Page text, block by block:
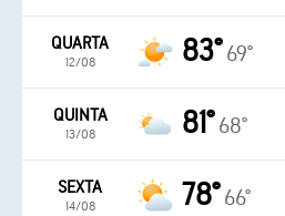
QUARTA
12/08 83° 69°
QUINTA
13/08 81° 68°
SEXTA
14/08 78° 66°